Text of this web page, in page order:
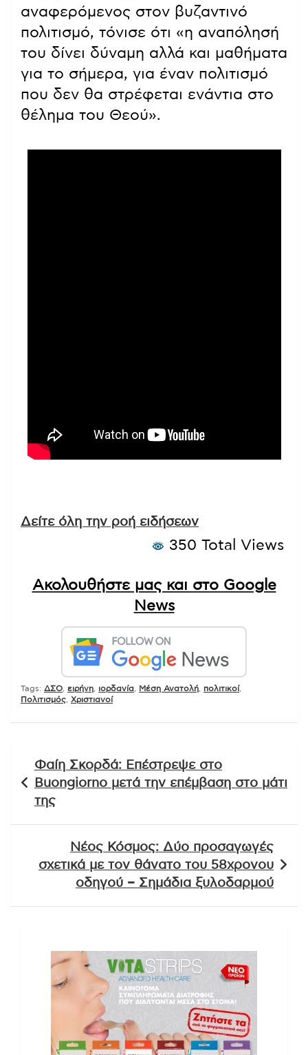
αναφερόμενος στον βυζαντινό
πολιτισμό, τόνισε ότι «η αναπόλησή
του δίνει δύναμη αλλά και μαθήματα
για το σήμερα, για έναν πολιτισμό
που δεν θα στρέφεται ενάντια στο
θέλημα του Θεού».
Δείτε όλη την ροή ειδήσεων
350 Total Views
Ακολουθήστε μας και στο Google
News
Tags: ΔΣΟ ειρήνη ιορδανία Μέση Ανατολή πολιτικοί,
Πολιτισμός Χριστιανοί
άρθρων
Φαίη Σκορδά: Επέστρεψε στο
Buongiorno μετά την επέμβαση στο μάτι
της
Νέος Κόσμος: Δύο προσαγωγές
σχετικά με τον θάνατο του 58χρονου
οδηγού – Σημάδια ξυλοδαρμού